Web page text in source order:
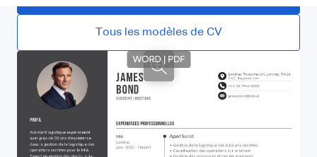
Tous les modèles de CV